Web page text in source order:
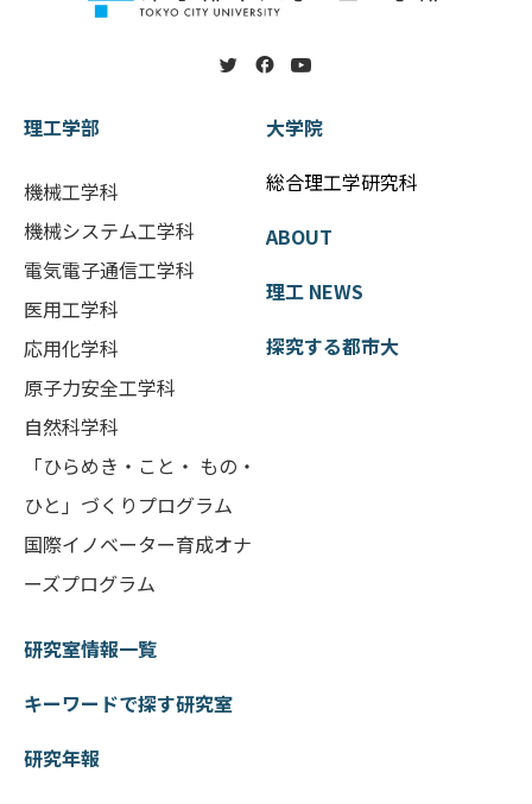
理工学部
機械工学科
機械システム工学科
電気電子通信工学科
医用工学科
応用化学科
原子力安全工学科
自然科学科
「ひらめき・こと・ もの・
ひと」づくりプログラム
国際イノベーター育成オナ
ーズプログラム
研究室情報一覧
キーワードで探す研究室
研究年報
大学院
総合理工学研究科
ABOUT
理工 NEWS
探究する都市大